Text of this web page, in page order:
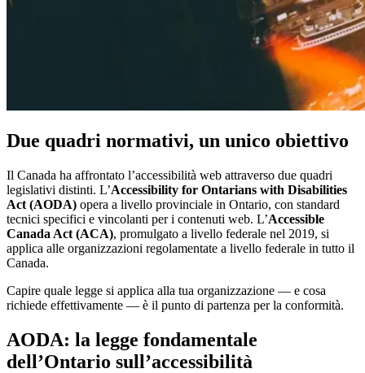
Due quadri normativi, un unico obiettivo
Il Canada ha affrontato l’accessibilità web attraverso due quadri
legislativi distinti. L’Accessibility for Ontarians with Disabilities
Act (AODA) opera a livello provinciale in Ontario, con standard
tecnici specifici e vincolanti per i contenuti web. L’Accessible
Canada Act (ACA), promulgato a livello federale nel 2019, si
applica alle organizzazioni regolamentate a livello federale in tutto il
Canada.
Capire quale legge si applica alla tua organizzazione — e cosa
richiede effettivamente — è il punto di partenza per la conformità.
AODA: la legge fondamentale
dell’Ontario sull’accessibilità